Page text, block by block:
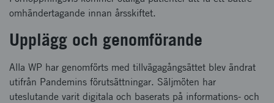
omhändertagande innan årsskiftet.
Upplägg och genomförande
Alla WP har genomförts med tillvägagångsättet blev ändrat
utifrån Pandemins förutsättningar. Säljmöten har
uteslutande varit digitala och baserats på informations- och